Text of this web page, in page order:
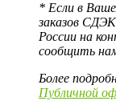
* Если в
заказов
России на
сообщить
Более
Публичной